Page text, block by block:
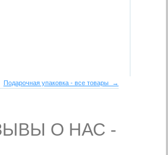
Подарочная упаковка - все товары →
О НАС -